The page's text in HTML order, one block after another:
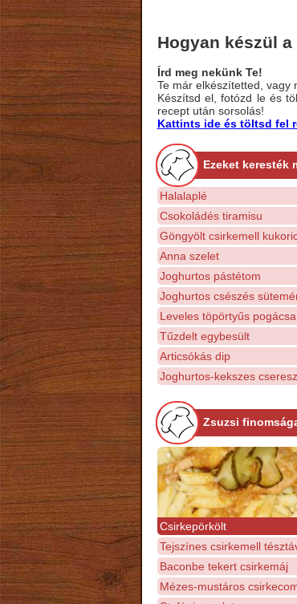
Hogyan készül
Írd meg nekünk Te!
Te már elkészítetted, vagy
Készítsd el, fotózd le és
recept után sorsolás!
Kattints ide és töltsd fel
Ezeket keresték
Halalaplé
Csokoládés tiramisu
Göngyölt csirkemell
Anna szelet
Joghurtos pástétom
Joghurtos csészés
Leveles töpörtyűs pogácsa
Tűzdelt egybesült
Articsókás dip
Joghurtos-kekszes
Zsuzsi
Csirkepörkölt
Tejszínes csirkemell
Baconbe tekert csirkemáj
Mézes-mustáros